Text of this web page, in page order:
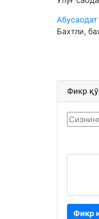
Абусаодат
Бахтли,
Фикр
Фикр